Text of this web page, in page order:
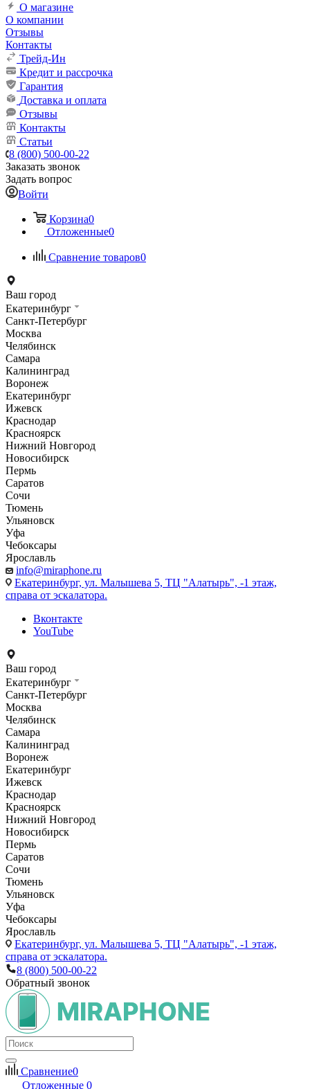
О магазине
О компании
Отзывы
Контакты
Трейд-Ин
Кредит и рассрочка
Гарантия
Доставка и оплата
Отзывы
Контакты
Статьи
8 (800) 500-00-22
Заказать звонок
Задать вопрос
Войти
Корзина0
Отложенные0
Сравнение товаров0
Ваш город
Екатеринбург
Санкт-Петербург
Москва
Челябинск
Самара
Калининград
Воронеж
Екатеринбург
Ижевск
Краснодар
Красноярск
Нижний Новгород
Новосибирск
Пермь
Саратов
Сочи
Тюмень
Ульяновск
Уфа
Чебоксары
Ярославль
info@miraphone.ru
Екатеринбург, ул. Малышева 5, ТЦ "Алатырь", -1 этаж,
справа от эскалатора.
Вконтакте
YouTube
Ваш город
Екатеринбург
Санкт-Петербург
Москва
Челябинск
Самара
Калининград
Воронеж
Екатеринбург
Ижевск
Краснодар
Красноярск
Нижний Новгород
Новосибирск
Пермь
Саратов
Сочи
Тюмень
Ульяновск
Уфа
Чебоксары
Ярославль
Екатеринбург, ул. Малышева 5, ТЦ "Алатырь", -1 этаж,
справа от эскалатора.
8 (800) 500-00-22
Обратный звонок
Сравнение0
Отложенные 0